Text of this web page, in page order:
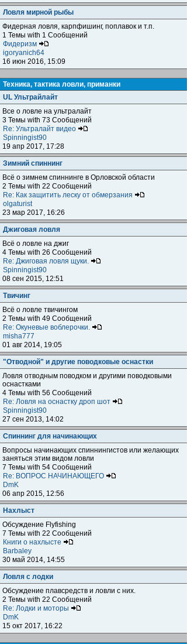
Ловля мирной рыбы
Фидерная ловля, карпфишинг, поплавок и т.п.
1 Темы with 1 Сообщений
Фидеризм
igoryanich64
16 июн 2016, 15:09
Техника, тактика ловли, приманки
UL Ультрайлайт
Все о ловле на ультралайт
3 Темы with 73 Сообщений
Re: Ультралайт видео
Spinningist90
19 апр 2017, 17:28
Зимний спиннинг
Всё о зимнем спиннинге в Орловской области
2 Темы with 22 Сообщений
Re: Как защитить леску от обмерзания
olgaturist
23 мар 2017, 16:26
Джиговая ловля
Всё о ловле на джиг
4 Темы with 26 Сообщений
Re: Джиговая ловля щуки.
Spinningist90
08 сен 2015, 12:51
Твичинг
Всё о ловле твичингом
2 Темы with 49 Сообщений
Re: Окуневые воблерочки.
misha777
01 авг 2014, 19:05
"Отводной" и другие поводковые оснастки
Ловля отводным поводком и другими поводковыми
оснастками
4 Темы with 56 Сообщений
Re: Ловля на оснастку дроп шот
Spinningist90
27 сен 2013, 14:02
Спиннинг для начинающих
Вопросы начинающих спиннингистов или желающих
заняться этим видом ловли
7 Темы with 54 Сообщений
Re: ВОПРОС НАЧИНАЮЩЕГО
DmK
06 апр 2015, 12:56
Нахлыст
Обсуждение Flyfishing
7 Темы with 22 Сообщений
Книги о нахлысте
Barbaley
30 май 2014, 14:55
Ловля с лодки
Обсуждение плавсредств и ловли с них.
2 Темы with 22 Сообщений
Re: Лодки и моторы
DmK
15 окт 2017, 16:22